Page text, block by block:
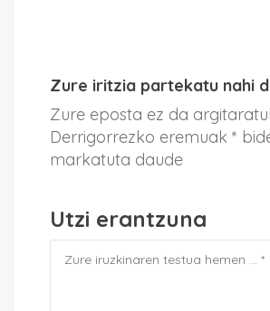
Zure iritzia partekatu nahi
Zure eposta ez da
Derrigorrezko eremuak *
markatuta daude
Utzi erantzuna